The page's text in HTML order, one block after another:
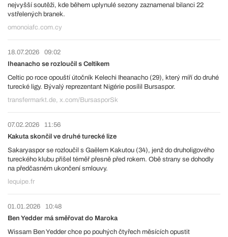
nejvyšší soutěži, kde během uplynulé sezony zaznamenal bilanci 22
vstřelených branek.
omonoiafc.com.cy
18.07.2026
09:02
Iheanacho se rozloučil s Celtikem
Celtic po roce opouští útočník Kelechi Iheanacho (29), který míří do druhé
turecké ligy. Bývalý reprezentant Nigérie posílil Bursaspor.
transfermarkt.de, x.com/BursasporSk
07.02.2026
11:56
Kakuta skončil ve druhé turecké lize
Sakaryaspor se rozloučil s Gaëlem Kakutou (34), jenž do druholigového
tureckého klubu přišel téměř přesně před rokem. Obě strany se dohodly
na předčasném ukončení smlouvy.
lequipe.fr
01.01.2026
10:48
Ben Yedder má směřovat do Maroka
Wissam Ben Yedder chce po pouhých čtyřech měsících opustit